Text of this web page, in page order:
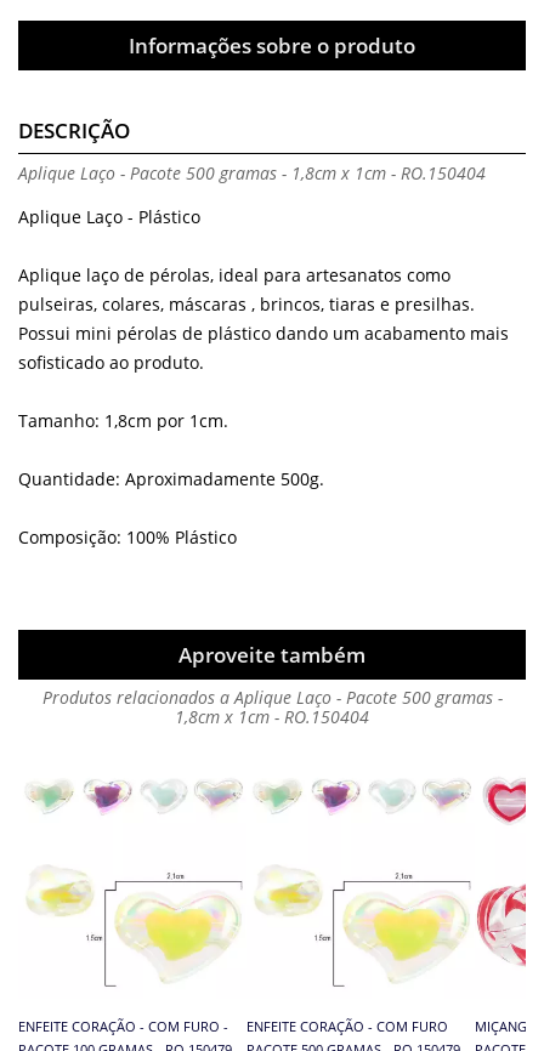
Informações sobre o produto
DESCRIÇÃO
Aplique Laço - Pacote 500 gramas - 1,8cm x 1cm - RO.150404
Aplique Laço - Plástico
Aplique laço de pérolas, ideal para artesanatos como
pulseiras, colares, máscaras , brincos, tiaras e presilhas.
Possui mini pérolas de plástico dando um acabamento mais
sofisticado ao produto.
Tamanho: 1,8cm por 1cm.
Quantidade: Aproximadamente 500g.
Composição: 100% Plástico
Aproveite também
Produtos relacionados a Aplique Laço - Pacote 500 gramas -
1,8cm x 1cm - RO.150404
ENFEITE CORAÇÃO - COM FURO -
ENFEITE CORAÇÃO - COM FURO
MIÇANGA